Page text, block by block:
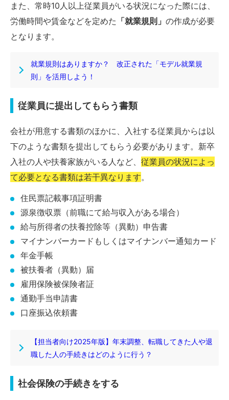
また、常時10人以上従業員がいる状況になった際には、
労働時間や賃金などを定めた 「就業規則」 の作成が必要
となります。
就業規則はありますか？ 改正された「モデル就業規
則」を活用しよう！
従業員に提出してもらう書類
会社が用意する書類のほかに、入社する従業員からは以
下のような書類を提出してもらう必要があります。新卒
入社の人や扶養家族がいる人など、 従業員の状況によっ
て必要となる書類は若干異なります。
住民票記載事項証明書
源泉徴収票（前職にて給与収入がある場合）
給与所得者の扶養控除等（異動）申告書
マイナンバーカードもしくはマイナンバー通知カード
年金手帳
被扶養者（異動）届
雇用保険被保険者証
通勤手当申請書
口座振込依頼書
【担当者向け2025年版】年末調整、転職してきた人や退
職した人の手続きはどのように行う？
社会保険の手続きをする